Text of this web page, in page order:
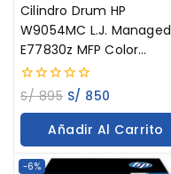
Cilindro Drum HP
W9054MC L.J. Managed
E77830z MFP Color
LASERJET MFP E77822DN
160K páginas
0
out
of
S/895 S/ 850
Añadir Al Carrito
-6%